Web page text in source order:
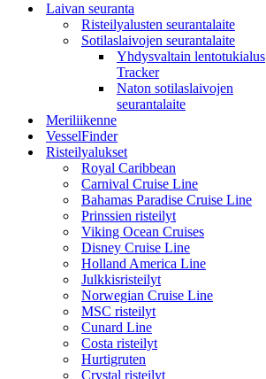
Laivan seuranta
Risteilyalusten seurantalaite
Sotilaslaivojen seurantalaite
Yhdysvaltain lentotukialus
Tracker
Naton sotilaslaivojen
seurantalaite
Meriliikenne
VesselFinder
Risteilyalukset
Royal Caribbean
Carnival Cruise Line
Bahamas Paradise Cruise Line
Prinssien risteilyt
Viking Ocean Cruises
Disney Cruise Line
Holland America Line
Julkkisristeilyt
Norwegian Cruise Line
MSC risteilyt
Cunard Line
Costa risteilyt
Hurtigruten
Crystal risteilyt